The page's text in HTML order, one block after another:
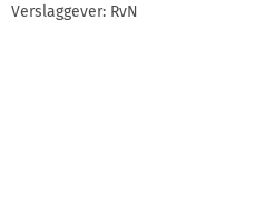
Verslaggever: RvN